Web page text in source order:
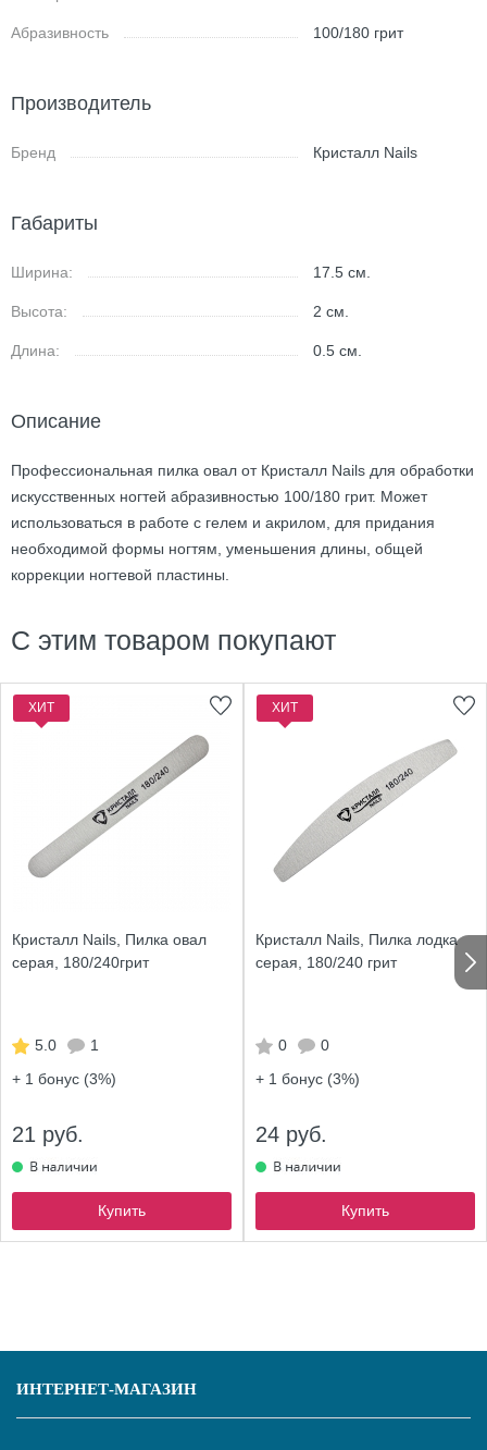
Абразивность 100/180 грит
Производитель
Бренд Кристалл Nails
Габариты
Ширина: 17.5см.
Высота: 2см.
Длина: 0.5см.
Описание
Профессиональная пилка овал от Кристалл Nails для обработки
искусственных ногтей абразивностью 100/180 грит. Может
использоваться в работе с гелем и акрилом, для придания
необходимой формы ногтям, уменьшения длины, общей
коррекции ногтевой пластины.
С этим товаром покупают
ХИТ
Кристалл Nails, Пилка овал
серая, 180/240грит
5.0
1
+ 1 бонус (3%)
21 руб.
Купить
ХИТ
Кристалл Nails, Пилка лодка
серая, 180/240 грит
0
0
+ 1 бонус (3%)
24 руб.
Купить
ИНТЕРНЕТ-МАГАЗИН